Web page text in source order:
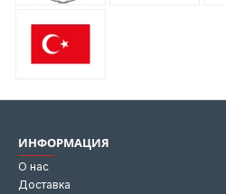
ИНФОРМАЦИЯ
О нас
Доставка